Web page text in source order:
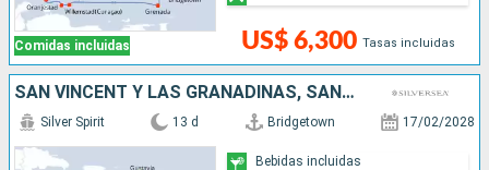
Comidas incluidas US$ 6,300 Tasas incluidas
SAN VINCENT Y LAS GRANADINAS, SANTA LUCIA, ARUBA, FRANCIA, ANTIGUA Y BARBUDA, GRENADA, BARBADOS
Silver Spirit 13 d Bridgetown 17/02/2028
Bebidas incluidas